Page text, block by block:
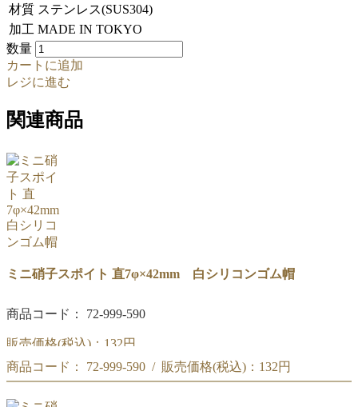
材質 ステンレス(SUS304)
加工 MADE IN TOKYO
数量
カートに追加
レジに進む
関連商品
ミニ硝子スポイト 直7φ×42mm 白シリコンゴム帽
商品コード： 72-999-590
販売価格(税込)： 132円
ミニ硝子スポイト 直7φ×42mm 白シリコンゴム帽
商品コード： 72-999-590 / 販売価格(税込)： 132円
ミニ硝子スポイト 直7φ×42mm 白シリコンゴム帽